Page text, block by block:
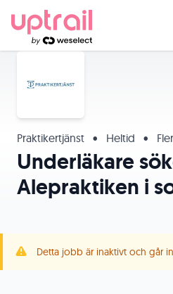
Praktikertjänst • Heltid •
Underläkare
Alepraktiken i
Detta jobb är inaktivt och går